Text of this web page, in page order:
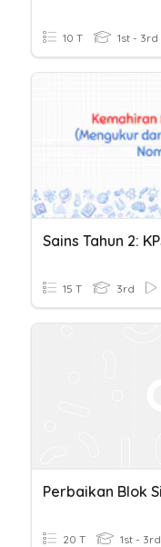
10 T 1st - 3rd
15 T 3rd
20 T 1st - 3rd